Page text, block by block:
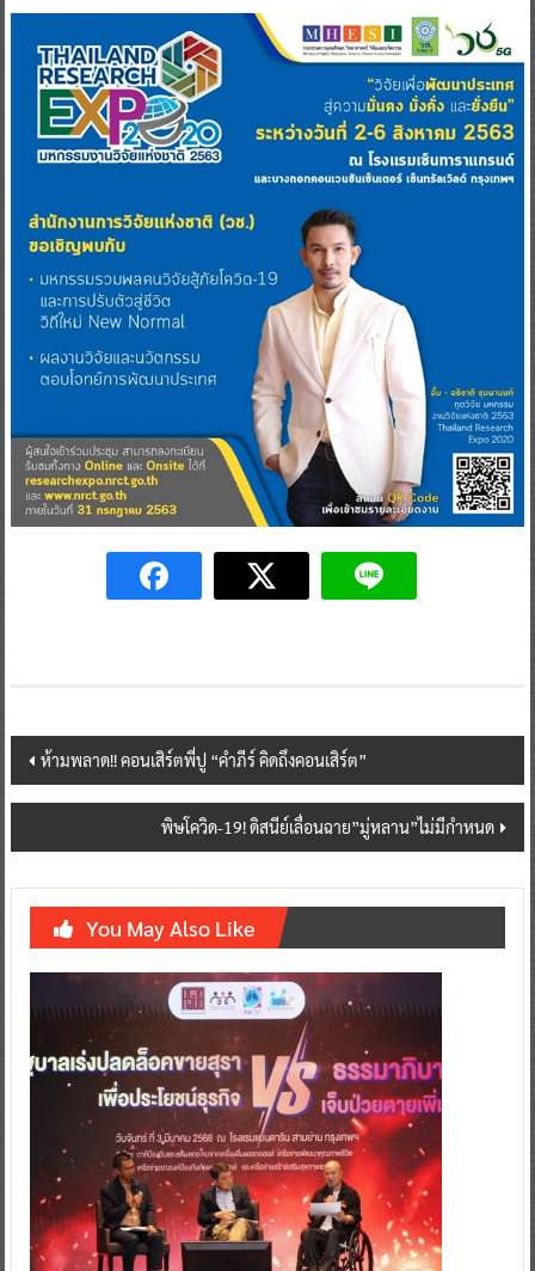
Post
navigation
ห้ามพลาด!! คอนเสิร์ตพี่ปู “คำภีร์ คิดถึงคอนเสิร์ต”​
พิษโควิด-19! ดิสนีย์เลื่อนฉาย”มู่หลาน”ไม่มีกำหนด
You May Also Like